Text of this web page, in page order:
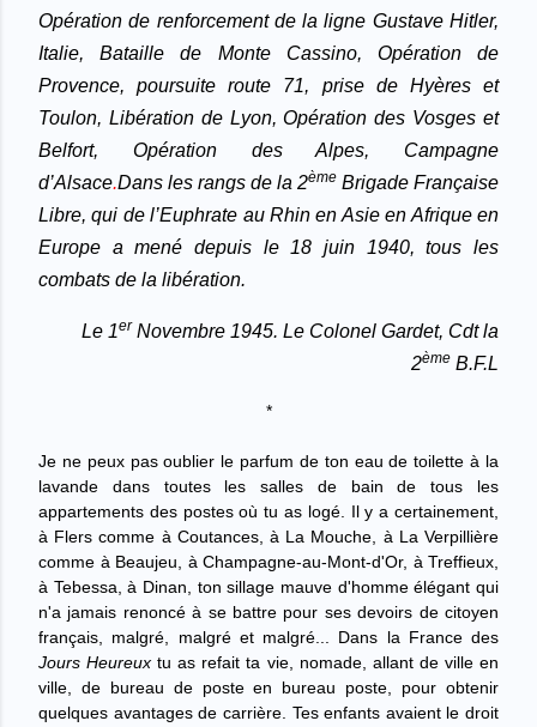
Opération de renforcement de la ligne Gustave Hitler,
Italie, Bataille de Monte Cassino, Opération de
Provence, poursuite route 71, prise de Hyères et
Toulon, Libération de Lyon, Opération des Vosges et
Belfort, Opération des Alpes, Campagne
d’Alsace.Dans les rangs de la 2ème Brigade Française
Libre, qui de l’Euphrate au Rhin en Asie en Afrique en
Europe a mené depuis le 18 juin 1940, tous les
combats de la libération.
Le 1er Novembre 1945. Le Colonel Gardet, Cdt la
2ème B.F.L
*
Je ne peux pas oublier le parfum de ton eau de toilette à la
lavande dans toutes les salles de bain de tous les
appartements des postes où tu as logé. Il y a certainement,
à Flers comme à Coutances, à La Mouche, à La Verpillière
comme à Beaujeu, à Champagne-au-Mont-d'Or, à Treffieux,
à Tebessa, à Dinan, ton sillage mauve d'homme élégant qui
n'a jamais renoncé à se battre pour ses devoirs de citoyen
français, malgré, malgré et malgré... Dans la France des
Jours Heureux tu as refait ta vie, nomade, allant de ville en
ville, de bureau de poste en bureau poste, pour obtenir
quelques avantages de carrière. Tes enfants avaient le droit